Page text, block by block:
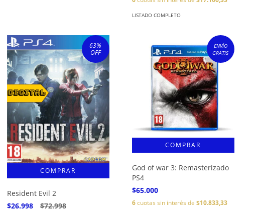
LISTADO COMPLETO
63%
OFF
Resident Evil 2
$26.998
$72.998
ENVÍO
GRATIS
God of war 3: Remasterizado
PS4
$65.000
6cuotas sin interés de $10.833,33